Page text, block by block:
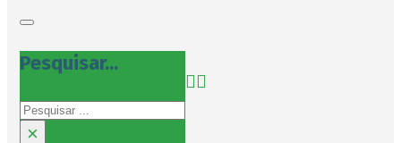
Pesquisar...
Pesquisar
×